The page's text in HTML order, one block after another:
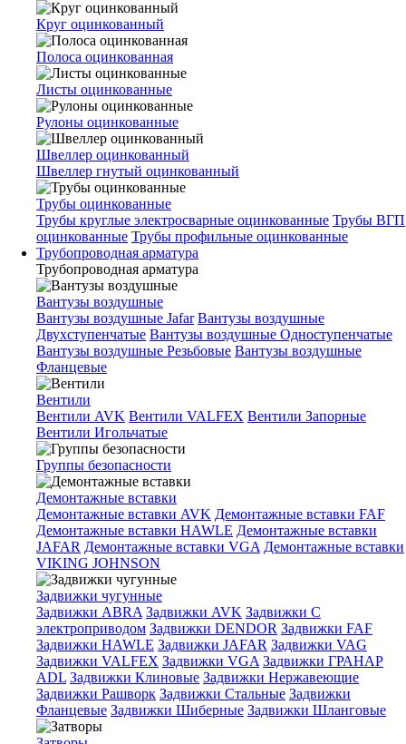
Круг оцинкованный
Полоса оцинкованная
Листы оцинкованные
Рулоны оцинкованные
Швеллер оцинкованный
Швеллер гнутый оцинкованный
Трубы оцинкованные
Трубы круглые электросварные оцинкованные Трубы ВГП
оцинкованные Трубы профильные оцинкованные
Трубопроводная арматура
Трубопроводная арматура
Вантузы воздушные
Вантузы воздушные Jafar Вантузы воздушные
Двухступенчатые Вантузы воздушные Одноступенчатые
Вантузы воздушные Резьбовые Вантузы воздушные
Фланцевые
Вентили
Вентили AVK Вентили VALFEX Вентили Запорные
Вентили Игольчатые
Группы безопасности
Демонтажные вставки
Демонтажные вставки AVK Демонтажные вставки FAF
Демонтажные вставки HAWLE Демонтажные вставки
JAFAR Демонтажные вставки VGA Демонтажные вставки
VIKING JOHNSON
Задвижки чугунные
Задвижки ABRA Задвижки AVK Задвижки C
электроприводом Задвижки DENDOR Задвижки FAF
Задвижки HAWLE Задвижки JAFAR Задвижки VAG
Задвижки VALFEX Задвижки VGA Задвижки ГРАНАР
ADL Задвижки Клиновые Задвижки Нержавеющие
Задвижки Рашворк Задвижки Стальные Задвижки
Фланцевые Задвижки Шиберные Задвижки Шланговые